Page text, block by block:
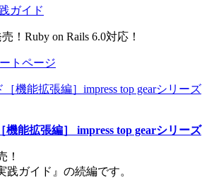
ガイド
！Ruby on Rails 6.0対応！
トページ
能拡張編］ impress top gearシリーズ
！
践ガイド』の続編です。